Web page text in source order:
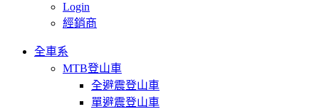
Login
經銷商
全車系
MTB登山車
全避震登山車
單避震登山車